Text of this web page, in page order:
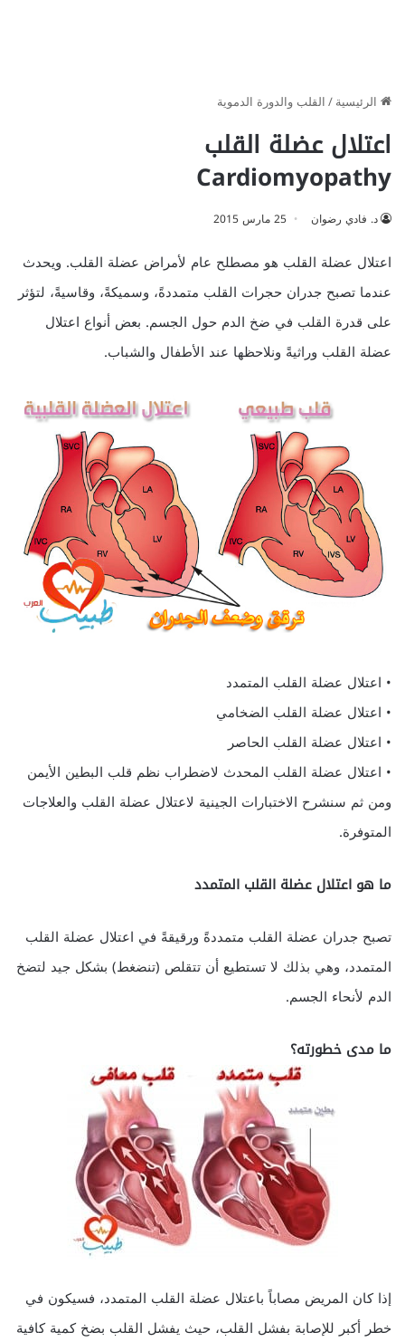
الرئيسية/القلب والدورة الدموية
اعتلال عضلة القلب
Cardiomyopathy
د. فادي رضوان 25 مارس 2015
اعتلال عضلة القلب هو مصطلح عام لأمراض عضلة القلب. ويحدث
عندما تصبح جدران حجرات القلب متمددةً، وسميكةً، وقاسيةً، لتؤثر
على قدرة القلب في ضخ الدم حول الجسم. بعض أنواع اعتلال
عضلة القلب وراثيةً ونلاحظها عند الأطفال والشباب.
• اعتلال عضلة القلب المتمدد
• اعتلال عضلة القلب الضخامي
• اعتلال عضلة القلب الحاصر
• اعتلال عضلة القلب المحدث لاضطراب نظم قلب البطين الأيمن
ومن ثم سنشرح الاختبارات الجينية لاعتلال عضلة القلب والعلاجات
المتوفرة.
ما هو اعتلال عضلة القلب المتمدد
تصبح جدران عضلة القلب متمددةً ورقيقةً في اعتلال عضلة القلب
المتمدد، وهي بذلك لا تستطيع أن تتقلص (تنضغط) بشكل جيد لتضخ
الدم لأنحاء الجسم.
ما مدى خطورته؟
إذا كان المريض مصاباً باعتلال عضلة القلب المتمدد، فسيكون في
خطر أكبر للإصابة بفشل القلب، حيث يفشل القلب بضخ كمية كافية